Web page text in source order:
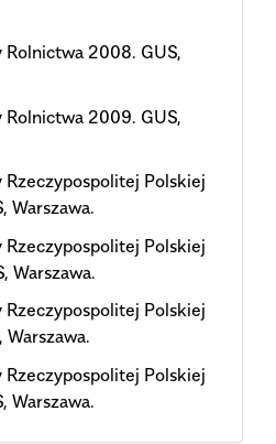
2008. GUS,
2009. GUS,
Polskiej
Warszawa.
Polskiej
Warszawa.
Polskiej
Warszawa.
Polskiej
Warszawa.